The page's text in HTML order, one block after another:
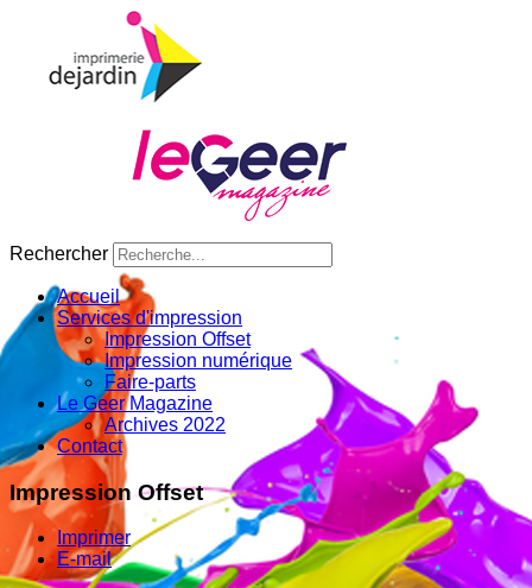
Rechercher
Accueil
Services d'impression
Impression Offset
Impression numérique
Faire-parts
Le Geer Magazine
Archives 2022
Contact
Impression Offset
Imprimer
E-mail